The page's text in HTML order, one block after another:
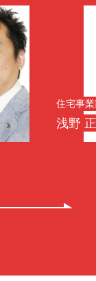
住宅事業部
浅野 正明